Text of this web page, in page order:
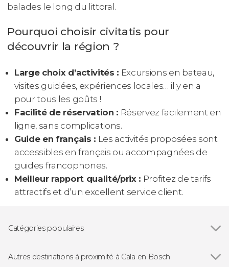
balades le long du littoral.
Pourquoi choisir civitatis pour
découvrir la région ?
Large choix d’activités : Excursions en bateau,
visites guidées, expériences locales… il y en a
pour tous les goûts !
Facilité de réservation : Réservez facilement en
ligne, sans complications.
Guide en français : Les activités proposées sont
accessibles en français ou accompagnées de
guides francophones.
Meilleur rapport qualité/prix : Profitez de tarifs
attractifs et d’un excellent service client.
Catégories populaires
Autres destinations à proximité à Cala en Bosch